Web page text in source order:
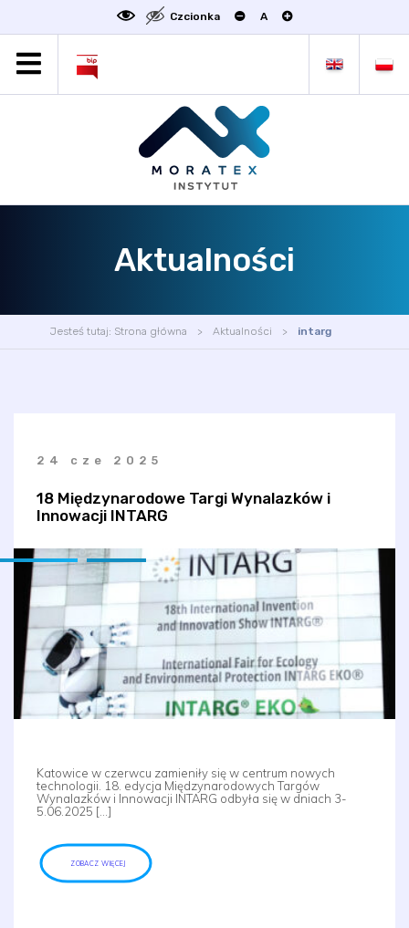
Czcionka A
OGŁOSZENIA
DEKLARACJA DOSTĘPNOŚCI
Aktualności
Jesteś tutaj: Strona główna Aktualności intarg
24 cze 2025
18 Międzynarodowe Targi Wynalazków i
Innowacji INTARG
Katowice w czerwcu zamieniły się w centrum nowych
technologii. 18. edycja Międzynarodowych Targów
Wynalazków i Innowacji INTARG odbyła się w dniach 3-
5.06.2025 […]
ZOBACZ WIĘCEJ